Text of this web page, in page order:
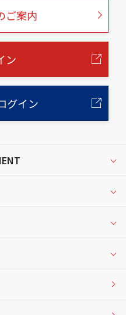
ご案内
ン
グイン